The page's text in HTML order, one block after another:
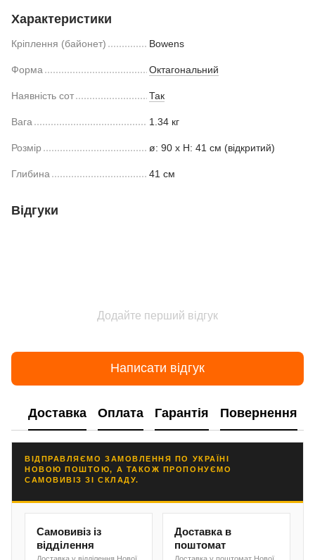
Характеристики
Кріплення (байонет) Bowens
Форма Октагональний
Наявність сот Так
Вага 1.34 кг
Розмір ø: 90 x H: 41 cм (відкритий)
Глибина 41 cм
Відгуки
Додайте перший відгук
Написати відгук
Доставка Оплата Гарантія Повернення
ВІДПРАВЛЯЄМО ЗАМОВЛЕННЯ ПО УКРАЇНІ
НОВОЮ ПОШТОЮ, А ТАКОЖ ПРОПОНУЄМО
САМОВИВІЗ ЗІ СКЛАДУ.
Самовивіз із
відділення
Доставка в
поштомат